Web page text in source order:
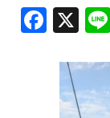
F
a
c
e
X